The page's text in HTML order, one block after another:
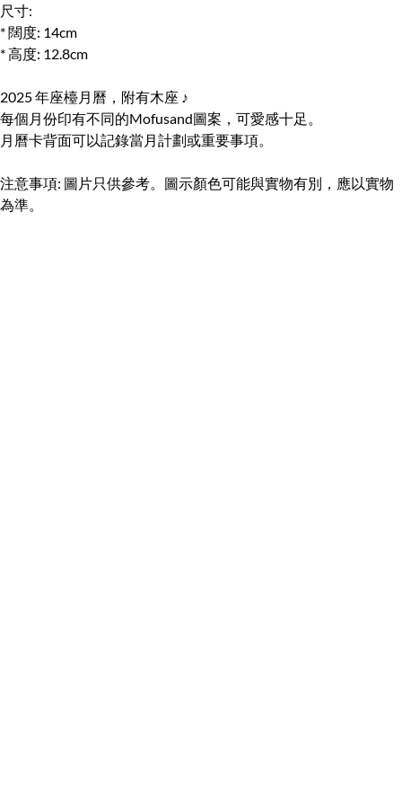
尺寸:
* 闊度: 14cm
* 高度: 12.8cm
2025 年座檯月曆，附有木座 ♪
每個月份印有不同的Mofusand圖案，可愛感十足。
月曆卡背面可以記錄當月計劃或重要事項。
注意事項: 圖片只供參考。圖示顏色可能與實物有別，應以實物
為準。